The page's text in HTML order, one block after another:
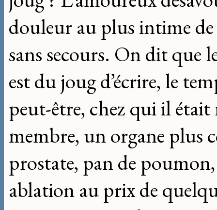
douleur au plus intime de
sans secours. On dit que
est du joug d’écrire, le
peut-être, chez qui il
membre, un organe plus
prostate, pan de
ablation au prix de